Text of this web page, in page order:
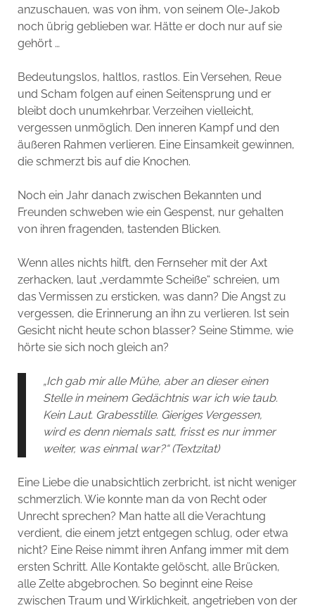
anzuschauen, was von ihm, von seinem Ole-Jakob
noch übrig geblieben war. Hätte er doch nur auf sie
gehört …
Bedeutungslos, haltlos, rastlos. Ein Versehen, Reue
und Scham folgen auf einen Seitensprung und er
bleibt doch unumkehrbar. Verzeihen vielleicht,
vergessen unmöglich. Den inneren Kampf und den
äußeren Rahmen verlieren. Eine Einsamkeit gewinnen,
die schmerzt bis auf die Knochen.
Noch ein Jahr danach zwischen Bekannten und
Freunden schweben wie ein Gespenst, nur gehalten
von ihren fragenden, tastenden Blicken.
Wenn alles nichts hilft, den Fernseher mit der Axt
zerhacken, laut „verdammte Scheiße“ schreien, um
das Vermissen zu ersticken, was dann? Die Angst zu
vergessen, die Erinnerung an ihn zu verlieren. Ist sein
Gesicht nicht heute schon blasser? Seine Stimme, wie
hörte sie sich noch gleich an?
„Ich gab mir alle Mühe, aber an dieser einen
Stelle in meinem Gedächtnis war ich wie taub.
Kein Laut. Grabesstille. Gieriges Vergessen,
wird es denn niemals satt, frisst es nur immer
weiter, was einmal war?“ (Textzitat)
Eine Liebe die unabsichtlich zerbricht, ist nicht weniger
schmerzlich. Wie konnte man da von Recht oder
Unrecht sprechen? Man hatte all die Verachtung
verdient, die einem jetzt entgegen schlug, oder etwa
nicht? Eine Reise nimmt ihren Anfang immer mit dem
ersten Schritt. Alle Kontakte gelöscht, alle Brücken,
alle Zelte abgebrochen. So beginnt eine Reise
zwischen Traum und Wirklichkeit, angetrieben von der